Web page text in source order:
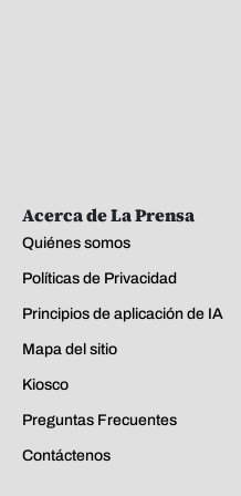
Acerca de La Prensa
Quiénes somos
Políticas de Privacidad
Principios de aplicación de IA
Mapa del sitio
Kiosco
Preguntas Frecuentes
Contáctenos